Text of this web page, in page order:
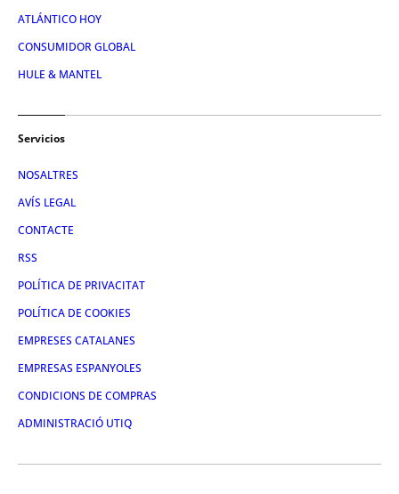
ATLÁNTICO HOY
CONSUMIDOR GLOBAL
HULE & MANTEL
Servicios
NOSALTRES
AVÍS LEGAL
CONTACTE
RSS
POLÍTICA DE PRIVACITAT
POLÍTICA DE COOKIES
EMPRESES CATALANES
EMPRESAS ESPANYOLES
CONDICIONS DE COMPRAS
ADMINISTRACIÓ UTIQ